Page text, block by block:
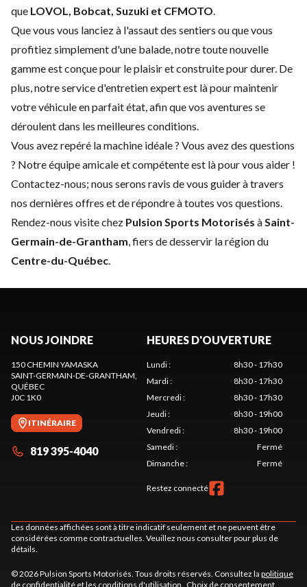
que LOVOL, Bobcat, Suzuki et CFMOTO.
Que vous vous lanciez à l'assaut des sentiers ou que vous
profitiez simplement d'une balade, notre toute nouvelle
gamme est conçue pour le plaisir et construite pour durer. De
plus, notre service d'entretien expertest là pour maintenir
votre véhicule en parfait état, afin que vos aventures se
déroulent dans les meilleures conditions.
Vous avez repéré la machine idéale ? Vous avez des questions
? Notre équipe amicale et compétente est là pour vous aider !
Contactez-nous; nous serons ravis de vous guider à travers
nos dernières offres et de répondre à toutes vos questions.
Rendez-nous visite chez Pulsion Sports Motorisés àSaint-
Germain-de-Grantham, fiers de desservir la région du
Centre-du-Québec.
NOUS JOINDRE
150 CHEMIN YAMASKA
SAINT-GERMAIN-DE-GRANTHAM,
QUÉBEC
J0C 1K0
ITINÉRAIRE
819 395-4040
HEURES D'OUVERTURE
Lundi:
8h30 - 17h30
Mardi:
8h30 - 17h30
Mercredi:
8h30 - 17h30
Jeudi:
8h30 - 19h00
Vendredi:
8h30 - 19h00
Samedi:
Fermé
Dimanche: Fermé
Restez connecté
Les données affichées sont à titre indicatif seulement et ne peuvent être
considérées comme contractuelles. Veuillez nous consulter pour plus de
détails.
© 2026 Pulsion Sports Motorisés. Tous droits réservés. Consultez la politique
de confidentialité et les conditions d'utilisation Choix de consentement.